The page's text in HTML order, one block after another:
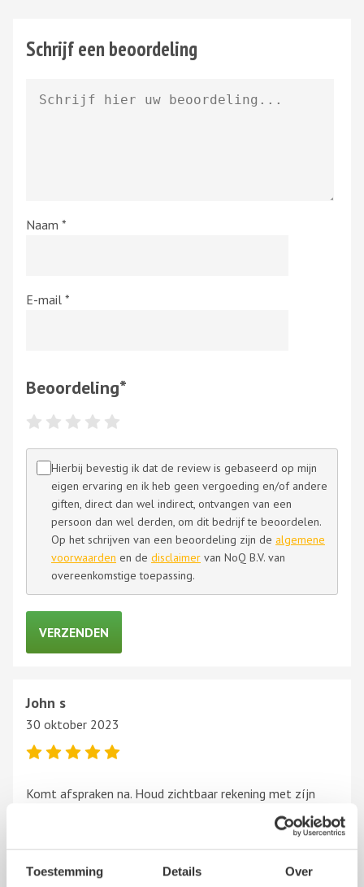
Toestemming Details Over
Schrijf een beoordeling
Naam *
E-mail *
Beoordeling*
Hierbij bevestig ik dat de review is gebaseerd op mijn
eigen ervaring en ik heb geen vergoeding en/of andere
giften, direct dan wel indirect, ontvangen van een
persoon dan wel derden, om dit bedrijf te beoordelen.
Op het schrijven van een beoordeling zijn de algemene
voorwaarden en de disclaimer van NoQ B.V. van
overeenkomstige toepassing.
John s
30 oktober 2023
Komt afspraken na. Houd zichtbaar rekening met zíjn
Zo áls mijn opa zij de klant is koning. En IK ben geen prins
Hart voor hét vak. Dankje.
Toon meer